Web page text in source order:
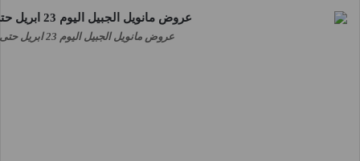
عروض مانويل الجبيل اليوم 23 ابريل حتى 29 ابريل 2025 صفقات الاسبوع